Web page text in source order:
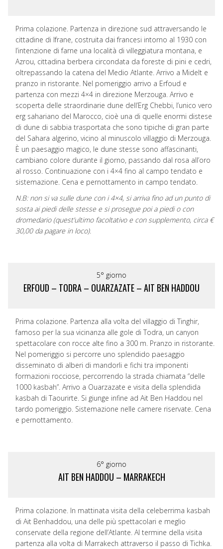
Prima colazione. Partenza in direzione sud attraversando le
cittadine di Ifrane, costruita dai francesi intorno al 1930 con
l’intenzione di farne una località di villeggiatura montana, e
Azrou, cittadina berbera circondata da foreste di pini e cedri,
oltrepassando la catena del Medio Atlante. Arrivo a Midelt e
pranzo in ristorante. Nel pomeriggio arrivo a Erfoud e
partenza con mezzi 4×4 in direzione Merzouga. Arrivo e
scoperta delle straordinarie dune dell’Erg Chebbi, l’unico vero
erg sahariano del Marocco, cioè una di quelle enormi distese
di dune di sabbia trasportata che sono tipiche di gran parte
del Sahara algerino, vicino al minuscolo villaggio di Merzouga.
È un paesaggio magico, le dune stesse sono affascinanti,
cambiano colore durante il giorno, passando dal rosa all’oro
al rosso. Continuazione con i 4×4 fino al campo tendato e
sistemazione. Cena e pernottamento in campo tendato.
N.B: non si va sulle dune con i 4×4, si arriva fino ad un punto di
sosta ai piedi delle stesse e si prosegue poi a piedi o con
dromedario (quest’ultimo facoltativo e con supplemento, circa €
30,00 da pagare in loco).
5° giorno
ERFOUD – TODRA – OUARZAZATE – AIT BEN HADDOU
Prima colazione. Partenza alla volta del villaggio di Tinghir,
famoso per la sua vicinanza alle gole di Todra, un canyon
spettacolare con rocce alte fino a 300 m. Pranzo in ristorante.
Nel pomeriggio si percorre uno splendido paesaggio
disseminato di alberi di mandorli e fichi tra imponenti
formazioni rocciose, percorrendo la strada chiamata “delle
1000 kasbah”. Arrivo a Ouarzazate e visita della splendida
kasbah di Taourirte. Si giunge infine ad Ait Ben Haddou nel
tardo pomeriggio. Sistemazione nelle camere riservate. Cena
e pernottamento.
6° giorno
AIT BEN HADDOU – MARRAKECH
Prima colazione. In mattinata visita della celeberrima kasbah
di Ait Benhaddou, una delle più spettacolari e meglio
conservate della regione dell’Atlante. Al termine della visita
partenza alla volta di Marrakech attraverso il passo di Tichka.